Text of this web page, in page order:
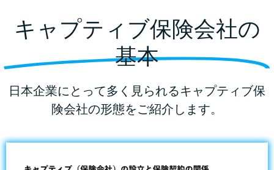
キャプティブ保険会社の
基本
日本企業にとって多く見られるキャプティブ保
険会社の形態をご紹介します。